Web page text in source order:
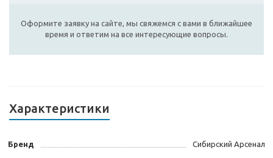
Оформите заявку на сайте, мы свяжемся с вами в ближайшее
время и ответим на все интересующие вопросы.
Характеристики
Бренд Сибирский Арсенал